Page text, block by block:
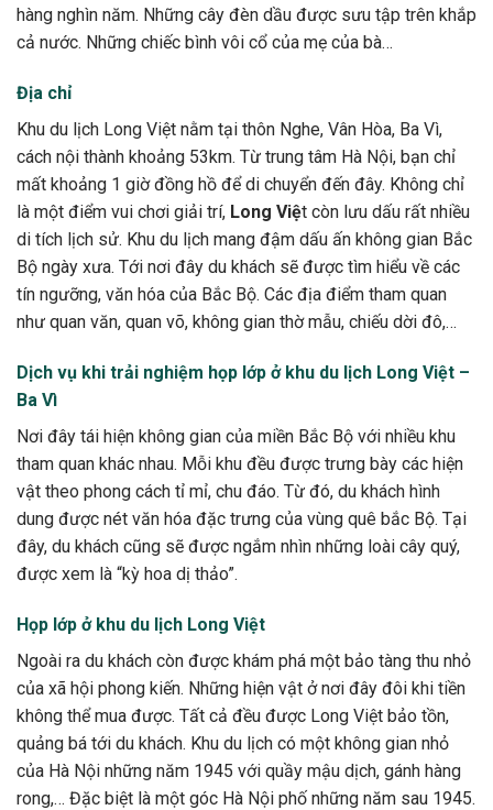
hàng nghìn năm. Những cây đèn dầu được sưu tập trên khắp
cả nước. Những chiếc bình vôi cổ của mẹ của bà…
Địa chỉ
Khu du lịch Long Việt nằm tại thôn Nghe, Vân Hòa, Ba Vì,
cách nội thành khoảng 53km. Từ trung tâm Hà Nội, bạn chỉ
mất khoảng 1 giờ đồng hồ để di chuyển đến đây. Không chỉ
là một điểm vui chơi giải trí, Long Việt còn lưu dấu rất nhiều
di tích lịch sử. Khu du lịch mang đậm dấu ấn không gian Bắc
Bộ ngày xưa. Tới nơi đây du khách sẽ được tìm hiểu về các
tín ngưỡng, văn hóa của Bắc Bộ. Các địa điểm tham quan
như quan văn, quan võ, không gian thờ mẫu, chiếu dời đô,…
Dịch vụ khi trải nghiệm họp lớp ở khu du lịch Long Việt –
Ba Vì
Nơi đây tái hiện không gian của miền Bắc Bộ với nhiều khu
tham quan khác nhau. Mỗi khu đều được trưng bày các hiện
vật theo phong cách tỉ mỉ, chu đáo. Từ đó, du khách hình
dung được nét văn hóa đặc trưng của vùng quê bắc Bộ. Tại
đây, du khách cũng sẽ được ngắm nhìn những loài cây quý,
được xem là “kỳ hoa dị thảo”.
Họp lớp ở khu du lịch Long Việt
Ngoài ra du khách còn được khám phá một bảo tàng thu nhỏ
của xã hội phong kiến. Những hiện vật ở nơi đây đôi khi tiền
không thể mua được. Tất cả đều được Long Việt bảo tồn,
quảng bá tới du khách. Khu du lịch có một không gian nhỏ
của Hà Nội những năm 1945 với quầy mậu dịch, gánh hàng
rong,… Đặc biệt là một góc Hà Nội phố những năm sau 1945.